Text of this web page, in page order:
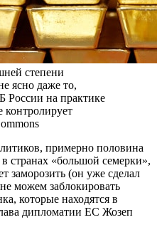
степени
ясно даже то,
России на практике
контролирует
примерно половина
в странах «большой семерки»,
заморозить (он уже сделал
можем заблокировать
которые находятся в
дипломатии ЕС Жозеп